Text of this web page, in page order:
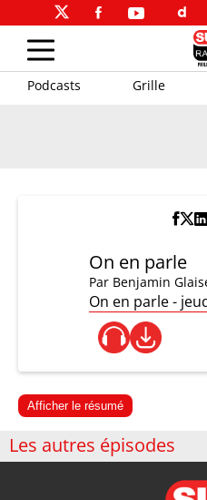
Podcasts Grille
On en parle
Par Benjamin
On en parle -
Afficher le résumé
Les autres épisodes